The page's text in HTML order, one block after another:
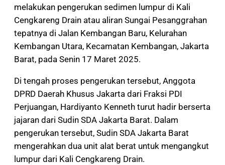
melakukan pengerukan sedimen lumpur di Kali
Cengkareng Drain atau aliran Sungai Pesanggrahan
tepatnya di Jalan Kembangan Baru, Kelurahan
Kembangan Utara, Kecamatan Kembangan, Jakarta
Barat, pada Senin 17 Maret 2025.
Di tengah proses pengerukan tersebut, Anggota
DPRD Daerah Khusus Jakarta dari Fraksi PDI
Perjuangan, Hardiyanto Kenneth turut hadir berserta
jajaran dari Sudin SDA Jakarta Barat. Dalam
pengerukan tersebut, Sudin SDA Jakarta Barat
mengerahkan dua unit alat berat untuk mengangkut
lumpur dari Kali Cengkareng Drain.